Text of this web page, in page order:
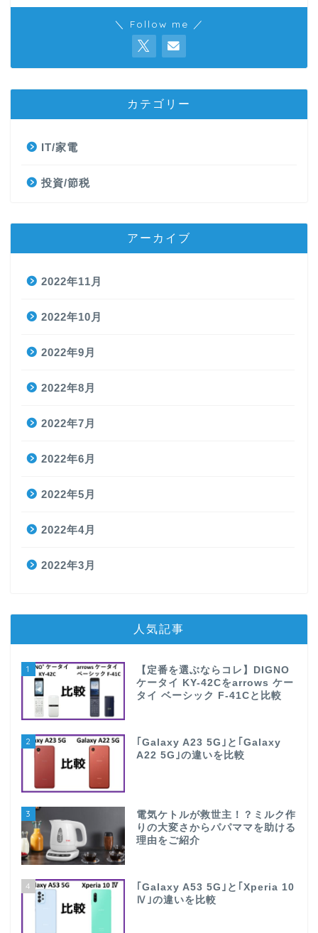
＼ Follow me ／
カテゴリー
IT/家電
投資/節税
アーカイブ
2022年11月
2022年10月
2022年9月
2022年8月
2022年7月
2022年6月
2022年5月
2022年4月
2022年3月
人気記事
1
【定番を選ぶならコレ】DIGNO
ケータイ KY-42Cをarrows ケー
タイ ベーシック F-41Cと比較
2
｢Galaxy A23 5G｣と｢Galaxy
A22 5G｣の違いを比較
3
電気ケトルが救世主！？ミルク作
りの大変さからパパママを助ける
理由をご紹介
4
｢Galaxy A53 5G｣と｢Xperia 10
Ⅳ｣の違いを比較